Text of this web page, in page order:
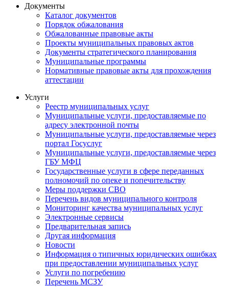
Документы
Каталог документов
Порядок обжалования
Обжалованные правовые акты
Проекты муниципальных правовых актов
Документы стратегического планирования
Муниципальные программы
Нормативные правовые акты для прохождения
аттестации
Услуги
Реестр муниципальных услуг
Муниципальные услуги, предоставляемые по
адресу электронной почты
Муниципальные услуги, предоставляемые через
портал Госуслуг
Муниципальные услуги, предоставляемые через
ГБУ МФЦ
Государственные услуги в сфере переданных
полномочий по опеке и попечительству
Меры поддержки СВО
Перечень видов муниципального контроля
Мониторинг качества муниципальных услуг
Электронные сервисы
Предварительная запись
Другая информация
Новости
Информация о типичных юридических ошибках
при предоставлении муниципальных услуг
Услуги по погребению
Перечень МСЗУ